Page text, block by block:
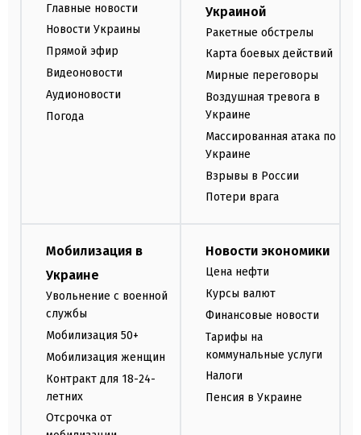
Главные новости
Новости Украины
Прямой эфир
Видеоновости
Аудионовости
Погода
Украиной
Ракетные обстрелы
Карта боевых действий
Мирные переговоры
Воздушная тревога в
Украине
Массированная атака по
Украине
Взрывы в России
Потери врага
Мобилизация в
Украине
Увольнение с военной
службы
Мобилизация 50+
Мобилизация женщин
Контракт для 18-24-
летних
Отсрочка от
Новости экономики
Цена нефти
Курсы валют
Финансовые новости
Тарифы на
коммунальные услуги
Налоги
Пенсия в Украине